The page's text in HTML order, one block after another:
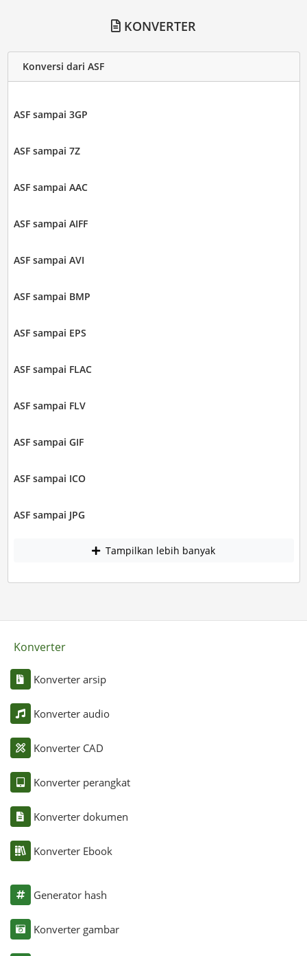
KONVERTER
Konversi dari ASF
ASF sampai 3GP
ASF sampai 7Z
ASF sampai AAC
ASF sampai AIFF
ASF sampai AVI
ASF sampai BMP
ASF sampai EPS
ASF sampai FLAC
ASF sampai FLV
ASF sampai GIF
ASF sampai ICO
ASF sampai JPG
Tampilkan lebih banyak
Konverter
Konverter arsip
Konverter audio
Konverter CAD
Konverter perangkat
Konverter dokumen
Konverter Ebook
Generator hash
Konverter gambar